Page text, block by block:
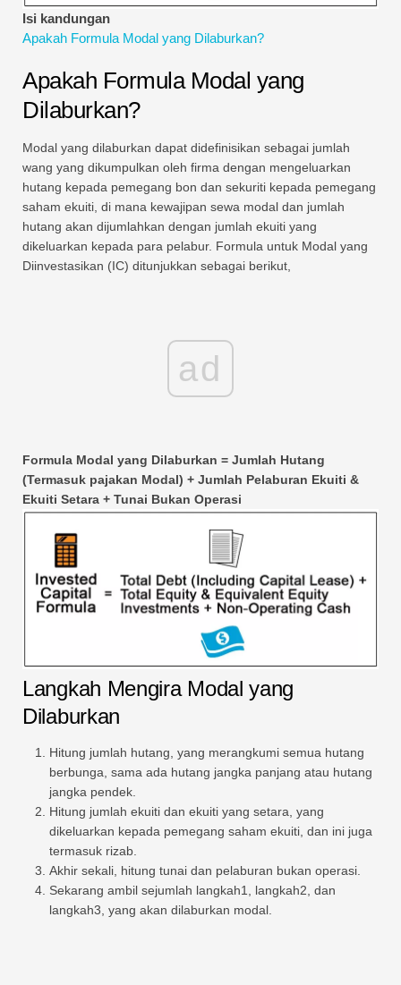
Tutorial Pemodelan Kewangan
Tutorial Pengurusan Risiko
Isi kandungan
Apakah Formula Modal yang Dilaburkan?
Apakah Formula Modal yang
Dilaburkan?
Modal yang dilaburkan dapat didefinisikan sebagai jumlah
wang yang dikumpulkan oleh firma dengan mengeluarkan
hutang kepada pemegang bon dan sekuriti kepada pemegang
saham ekuiti, di mana kewajipan sewa modal dan jumlah
hutang akan dijumlahkan dengan jumlah ekuiti yang
dikeluarkan kepada para pelabur. Formula untuk Modal yang
Diinvestasikan (IC) ditunjukkan sebagai berikut,
ad
Formula Modal yang Dilaburkan = Jumlah Hutang
(Termasuk pajakan Modal) + Jumlah Pelaburan Ekuiti &
Ekuiti Setara + Tunai Bukan Operasi
Langkah Mengira Modal yang
Dilaburkan
Hitung jumlah hutang, yang merangkumi semua hutang
berbunga, sama ada hutang jangka panjang atau hutang
jangka pendek.
Hitung jumlah ekuiti dan ekuiti yang setara, yang
dikeluarkan kepada pemegang saham ekuiti, dan ini juga
termasuk rizab.
Akhir sekali, hitung tunai dan pelaburan bukan operasi.
Sekarang ambil sejumlah langkah1, langkah2, dan
langkah3, yang akan dilaburkan modal.